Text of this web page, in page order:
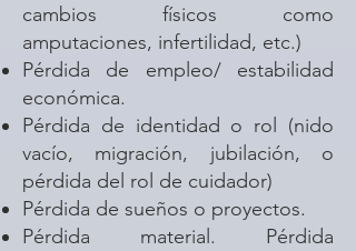
cambios físicos como
amputaciones, infertilidad, etc.)
Pérdida de empleo/ estabilidad
económica.
Pérdida de identidad o rol (nido
vacío, migración, jubilación, o
pérdida del rol de cuidador)
Pérdida de sueños o proyectos.
Pérdida material. Pérdida